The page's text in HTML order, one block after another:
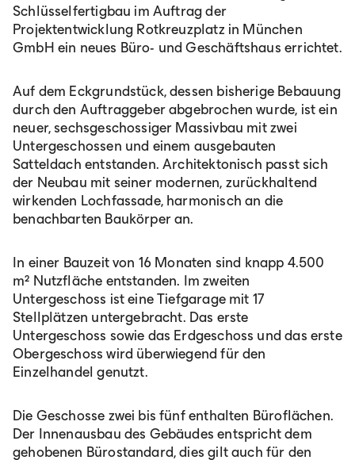
Schlüsselfertigbau im Auftrag der
Projektentwicklung Rotkreuzplatz in München
GmbH ein neues Büro- und Geschäftshaus errichtet.
Auf dem Eckgrundstück, dessen bisherige Bebauung
durch den Auftraggeber abgebrochen wurde, ist ein
neuer, sechsgeschossiger Massivbau mit zwei
Untergeschossen und einem ausgebauten
Satteldach entstanden. Architektonisch passt sich
der Neubau mit seiner modernen, zurückhaltend
wirkenden Lochfassade, harmonisch an die
benachbarten Baukörper an.
In einer Bauzeit von 16 Monaten sind knapp 4.500
m² Nutzfläche entstanden. Im zweiten
Untergeschoss ist eine Tiefgarage mit 17
Stellplätzen untergebracht. Das erste
Untergeschoss sowie das Erdgeschoss und das erste
Obergeschoss wird überwiegend für den
Einzelhandel genutzt.
Die Geschosse zwei bis fünf enthalten Büroflächen.
Der Innenausbau des Gebäudes entspricht dem
gehobenen Bürostandard, dies gilt auch für den